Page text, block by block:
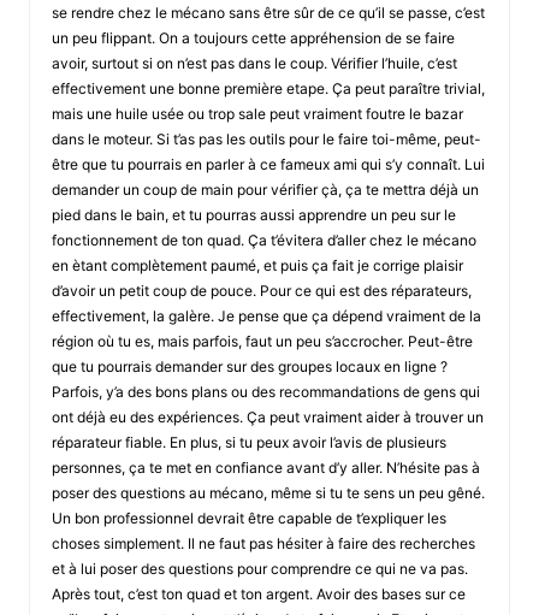
se rendre chez le mécano sans être sûr de ce qu’il se passe, c’est
un peu flippant. On a toujours cette appréhension de se faire
avoir, surtout si on n’est pas dans le coup. Vérifier l’huile, c’est
effectivement une bonne première etape. Ça peut paraître trivial,
mais une huile usée ou trop sale peut vraiment foutre le bazar
dans le moteur. Si t’as pas les outils pour le faire toi-même, peut-
être que tu pourrais en parler à ce fameux ami qui s’y connaît. Lui
demander un coup de main pour vérifier çà, ça te mettra déjà un
pied dans le bain, et tu pourras aussi apprendre un peu sur le
fonctionnement de ton quad. Ça t’évitera d’aller chez le mécano
en ètant complètement paumé, et puis ça fait je corrige plaisir
d’avoir un petit coup de pouce. Pour ce qui est des réparateurs,
effectivement, la galère. Je pense que ça dépend vraiment de la
région où tu es, mais parfois, faut un peu s’accrocher. Peut-être
que tu pourrais demander sur des groupes locaux en ligne ?
Parfois, y’a des bons plans ou des recommandations de gens qui
ont déjà eu des expériences. Ça peut vraiment aider à trouver un
réparateur fiable. En plus, si tu peux avoir l’avis de plusieurs
personnes, ça te met en confiance avant d’y aller. N’hésite pas à
poser des questions au mécano, même si tu te sens un peu gêné.
Un bon professionnel devrait être capable de t’expliquer les
choses simplement. Il ne faut pas hésiter à faire des recherches
et à lui poser des questions pour comprendre ce qui ne va pas.
Après tout, c’est ton quad et ton argent. Avoir des bases sur ce